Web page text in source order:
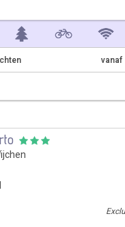
vanaf